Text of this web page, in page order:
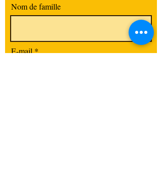
Nom de famille
E-mail